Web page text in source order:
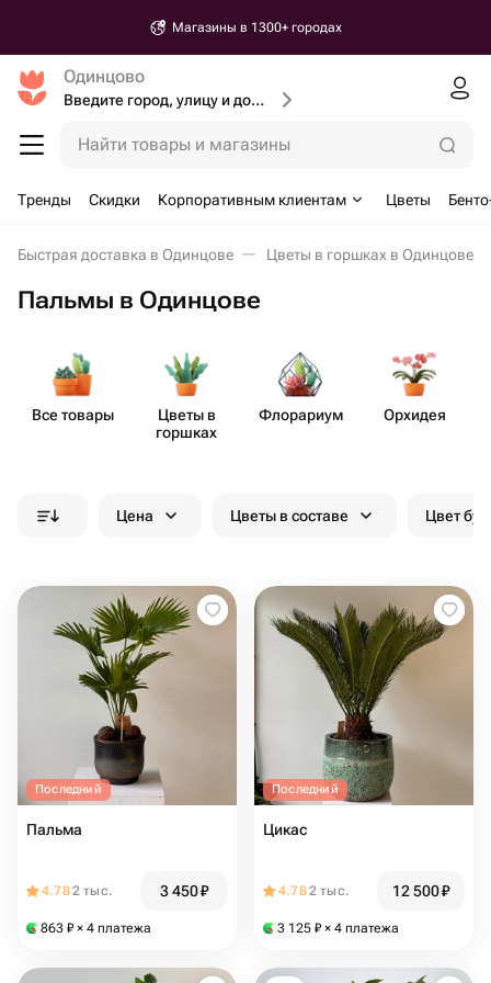
Магазины в 1300+ городах
Одинцово
Введите город, улицу и дом доставки
Найти товары и магазины
Тренды Скидки Корпоративным клиентам Цветы
Быстрая доставка в Одинцове Цветы в горшках в Одинцове
Пальмы в Одинцове
Все товары
Цветы в
горшках
Флорариум Орхидея
Цена Цветы в составе Цвет
Последний
Пальма
4.782 тыс. 3 450₽
863 ₽ × 4 платежа
Последний
Цикас
4.782 тыс. 12 500₽
3 125 ₽ × 4 платежа